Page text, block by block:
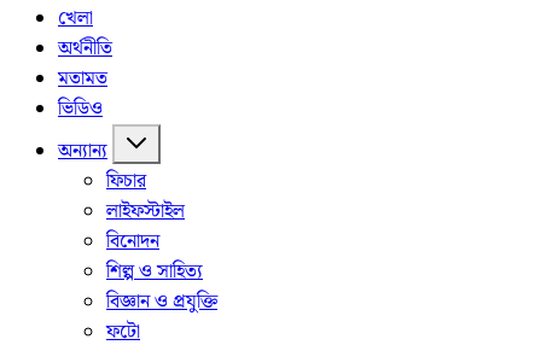
খেলা
অর্থনীতি
মতামত
ভিডিও
অন্যান্য
ফিচার
লাইফস্টাইল
বিনোদন
শিল্প ও সাহিত্য
বিজ্ঞান ও প্রযুক্তি
ফটো